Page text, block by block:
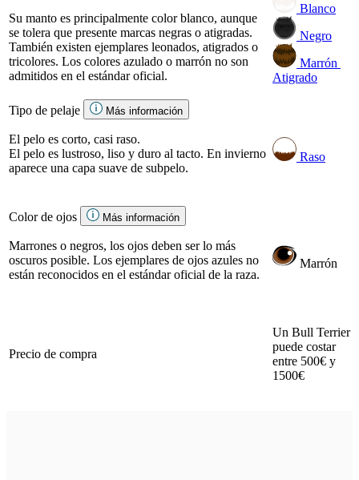
Su manto es principalmente color blanco, aunque
se tolera que presente marcas negras o atigradas.
También existen ejemplares leonados, atigrados o
tricolores. Los colores azulado o marrón no son
admitidos en el estándar oficial.
Blanco
Negro
Marrón
Atigrado
Tipo de pelaje Más información
El pelo es corto, casi raso.
El pelo es lustroso, liso y duro al tacto. En invierno
aparece una capa suave de subpelo.
Raso
Color de ojos Más información
Marrones o negros, los ojos deben ser lo más
oscuros posible. Los ejemplares de ojos azules no
están reconocidos en el estándar oficial de la raza.
Marrón
Precio de compra
Un Bull Terrier
puede costar
entre 500€ y
1500€